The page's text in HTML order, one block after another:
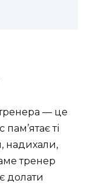
— це
ті
надихали,
тренер
долати